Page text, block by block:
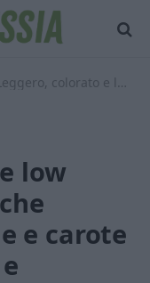
colorato e low carb: il wrap keto che trasforma zucchine e carote in un pranzo sano e irresistibile!
low
e carote